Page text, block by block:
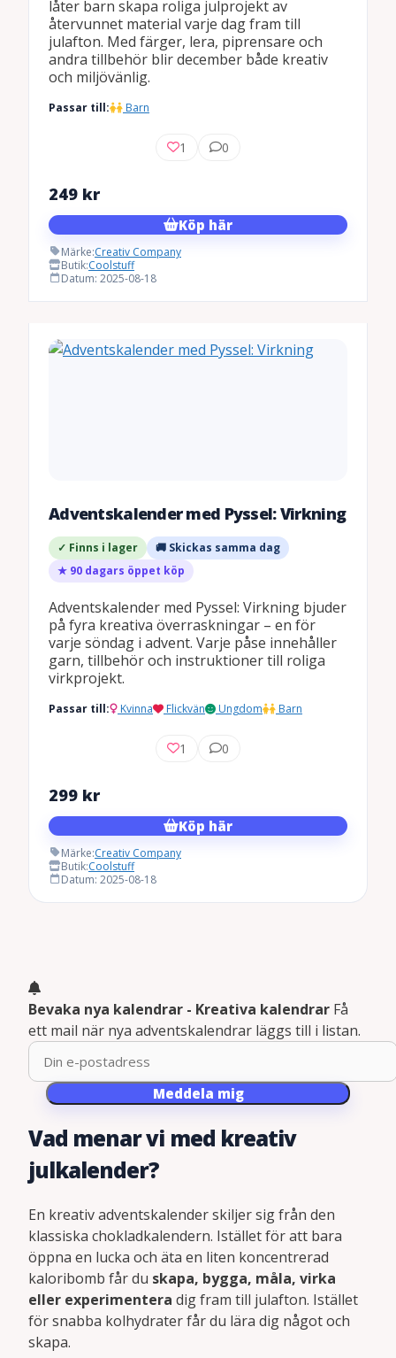
låter barn skapa roliga julprojekt av
återvunnet material varje dag fram till
julafton. Med färger, lera, piprensare och
andra tillbehör blir december både kreativ
och miljövänlig.
Passar till: Barn
1 0
249 kr
Köp här
Märke:Creativ Company
Butik:Coolstuff
Datum: 2025-08-18
Adventskalender med Pyssel: Virkning
✓ Finns i lager
🚚 Skickas samma dag
★ 90 dagars öppet köp
Adventskalender med Pyssel: Virkning bjuder
på fyra kreativa överraskningar – en för
varje söndag i advent. Varje påse innehåller
garn, tillbehör och instruktioner till roliga
virkprojekt.
Passar till: Kvinna Flickvän Ungdom Barn
1 0
299 kr
Köp här
Märke:Creativ Company
Butik:Coolstuff
Datum: 2025-08-18
Bevaka nya kalendrar - Kreativa kalendrar Få
ett mail när nya adventskalendrar läggs till i listan.
Meddela mig
Vad menar vi med kreativ
julkalender?
En kreativ adventskalender skiljer sig från den
klassiska chokladkalendern. Istället för att bara
öppna en lucka och äta en liten koncentrerad
kaloribomb får du skapa, bygga, måla, virka
eller experimentera dig fram till julafton. Istället
för snabba kolhydrater får du lära dig något och
skapa.